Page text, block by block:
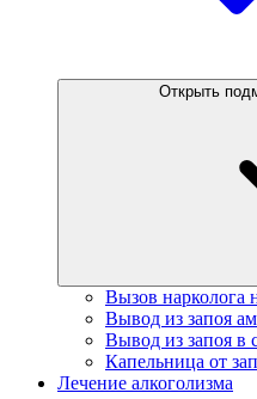
Открыть
Вызов нарколога
Вывод из запоя
Вывод из запоя в
Капельница от
Лечение алкоголизма